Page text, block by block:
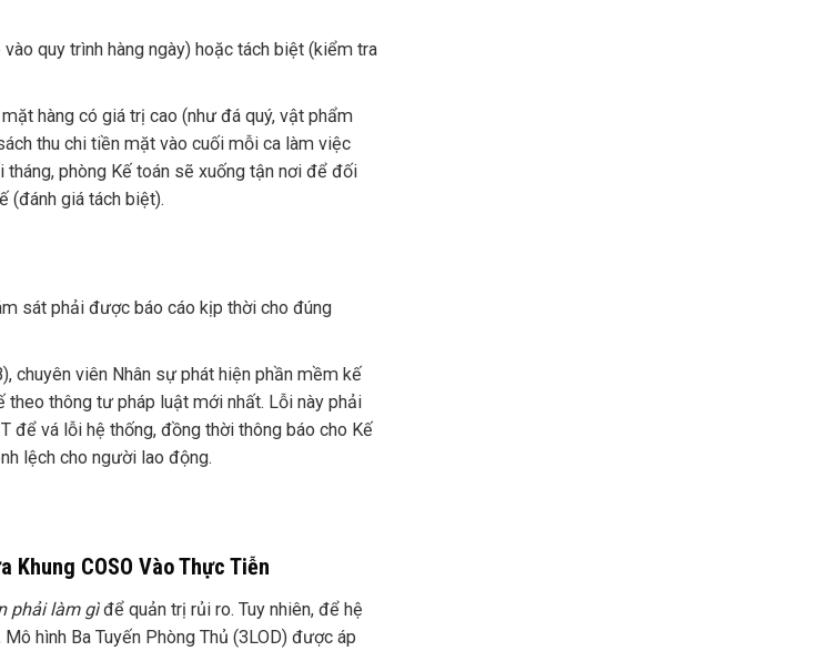
quy trình hàng ngày) hoặc tách biệt (kiểm tra
hàng có giá trị cao (như đá quý, vật phẩm
thu chi tiền mặt vào cuối mỗi ca làm việc
phòng Kế toán sẽ xuống tận nơi để đối
(đánh giá tách biệt).
sát phải được báo cáo kịp thời cho đúng
chuyên viên Nhân sự phát hiện phần mềm kế
thông tư pháp luật mới nhất. Lỗi này phải
để vá lỗi hệ thống, đồng thời thông báo cho Kế
lệch cho người lao động.
COSO Vào Thực Tiễn
phải làm gìđể quản trị rủi ro. Tuy nhiên, để hệ
hình Ba Tuyến Phòng Thủ (3LOD) được áp